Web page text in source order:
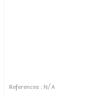
References : N/A